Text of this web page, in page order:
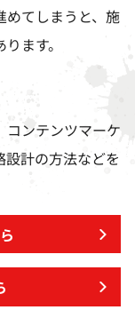
めてしまうと、施
ます。
コンテンツマーケ
計の方法などを